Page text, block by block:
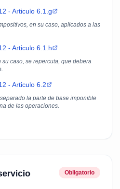
- Articulo 6.1.g
en su caso, aplicados a las
- Articulo 6.1.h
caso, se repercuta, que debera
- Articulo 6.2
la parte de base imponible
de las operaciones.
Obligatorio